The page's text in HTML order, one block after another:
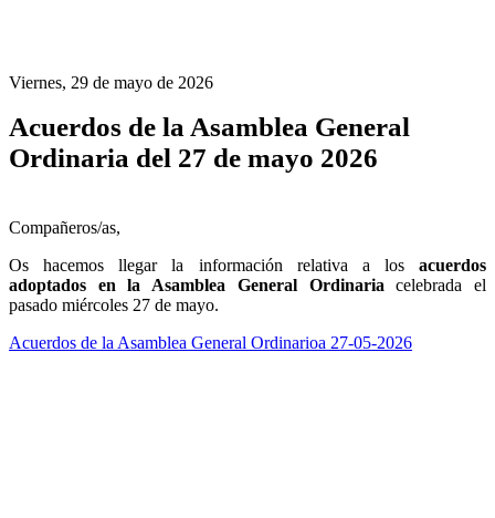
Viernes, 29 de mayo de 2026
Acuerdos de la Asamblea General
Ordinaria del 27 de mayo 2026
Compañeros/as,
Os hacemos llegar la información relativa a los acuerdos
adoptados en la Asamblea General Ordinaria celebrada el
pasado miércoles 27 de mayo.
Acuerdos de la Asamblea General Ordinarioa 27-05-2026